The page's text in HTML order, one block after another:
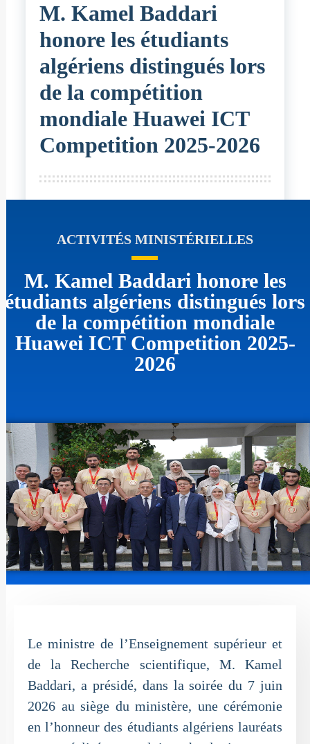
M. Kamel Baddari
honore les étudiants
algériens distingués lors
de la compétition
mondiale Huawei ICT
Competition 2025-2026
ACTIVITÉS MINISTÉRIELLES
M. Kamel Baddari honore les
étudiants algériens distingués lors
de la compétition mondiale
Huawei ICT Competition 2025-
2026
Le ministre de l’Enseignement supérieur et
de la Recherche scientifique, M. Kamel
Baddari, a présidé, dans la soirée du 7 juin
2026 au siège du ministère, une cérémonie
en l’honneur des étudiants algériens lauréats